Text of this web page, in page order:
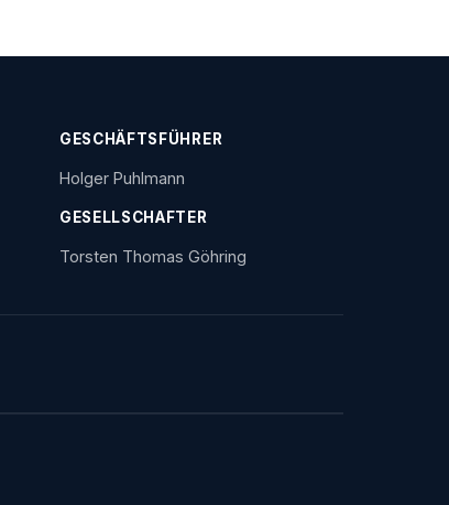
GESCHÄFTSFÜHRER
Holger Puhlmann
GESELLSCHAFTER
Torsten Thomas Göhring